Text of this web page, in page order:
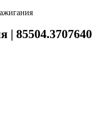
| 85504.3707640